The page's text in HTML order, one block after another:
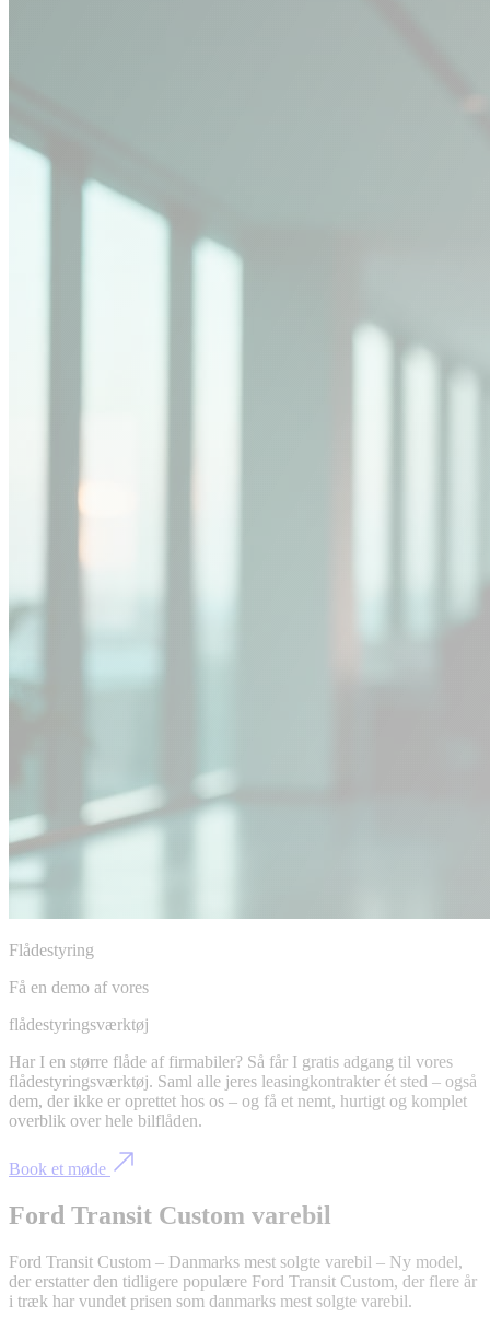
Flådestyring
Få en demo af vores
flådestyringsværktøj
Har I en større flåde af firmabiler? Så får I gratis adgang til vores
flådestyringsværktøj. Saml alle jeres leasingkontrakter ét sted – også
dem, der ikke er oprettet hos os – og få et nemt, hurtigt og komplet
overblik over hele bilflåden.
Book et møde
Ford Transit Custom varebil
Ford Transit Custom – Danmarks mest solgte varebil – Ny model,
der erstatter den tidligere populære Ford Transit Custom, der flere år
i træk har vundet prisen som danmarks mest solgte varebil.